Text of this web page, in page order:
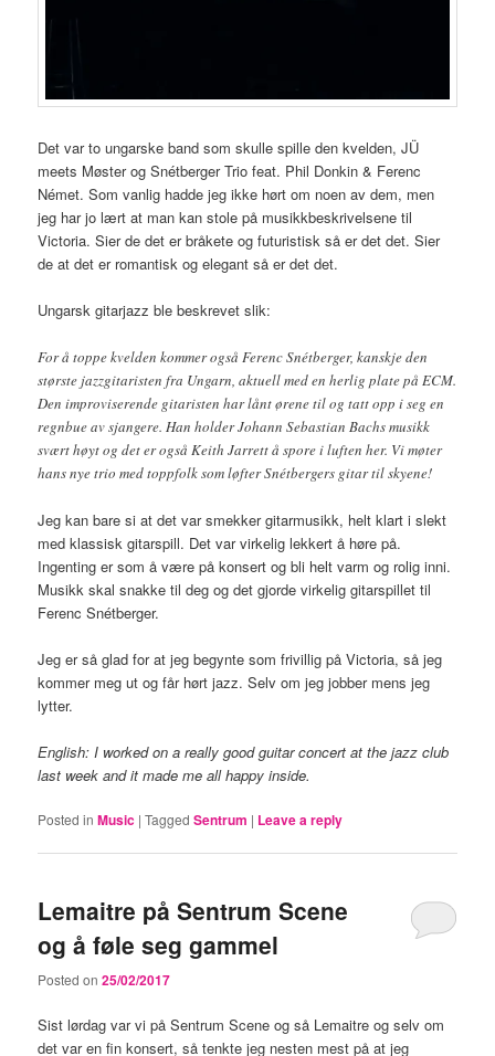
Det var to ungarske band som skulle spille den kvelden, JÜ
meets Møster og Snétberger Trio feat. Phil Donkin & Ferenc
Német. Som vanlig hadde jeg ikke hørt om noen av dem, men
jeg har jo lært at man kan stole på musikkbeskrivelsene til
Victoria. Sier de det er bråkete og futuristisk så er det det. Sier
de at det er romantisk og elegant så er det det.
Ungarsk gitarjazz ble beskrevet slik:
For å toppe kvelden kommer også Ferenc Snétberger, kanskje den
største jazzgitaristen fra Ungarn, aktuell med en herlig plate på ECM.
Den improviserende gitaristen har lånt ørene til og tatt opp i seg en
regnbue av sjangere. Han holder Johann Sebastian Bachs musikk
svært høyt og det er også Keith Jarrett å spore i luften her. Vi møter
hans nye trio med toppfolk som løfter Snétbergers gitar til skyene!
Jeg kan bare si at det var smekker gitarmusikk, helt klart i slekt
med klassisk gitarspill. Det var virkelig lekkert å høre på.
Ingenting er som å være på konsert og bli helt varm og rolig inni.
Musikk skal snakke til deg og det gjorde virkelig gitarspillet til
Ferenc Snétberger.
Jeg er så glad for at jeg begynte som frivillig på Victoria, så jeg
kommer meg ut og får hørt jazz. Selv om jeg jobber mens jeg
lytter.
English: I worked on a really good guitar concert at the jazz club
last week and it made me all happy inside.
Posted in Music |Tagged Sentrum | Leave a reply
Lemaitre på Sentrum Scene
og å føle seg gammel
Posted on25/02/2017
Sist lørdag var vi på Sentrum Scene og så Lemaitre og selv om
det var en fin konsert, så tenkte jeg nesten mest på at jeg